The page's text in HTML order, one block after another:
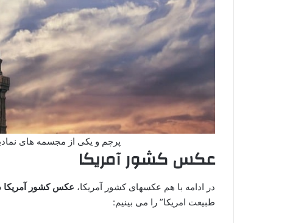
پرچم و یکی از مجسمه های
عکس کشور آمریکا
در ادامه با هم عکسهای کشور آمریکا، عکس کشور
طبیعت امریکا” را می بینیم: